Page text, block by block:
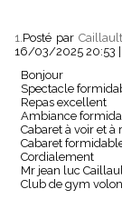
1. Posté par
16/03/2025 20:53 |
Bonjour
Spectacle
Repas excellent
Ambiance
Cabaret à voir et à
Cabaret
Cordialement
Mr jean luc
Club de gym